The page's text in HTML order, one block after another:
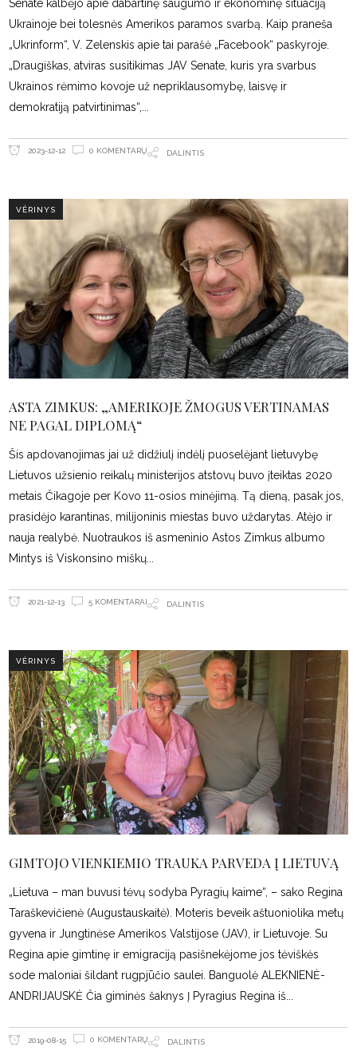
Senate kalbėjo apie dabartinę saugumo ir ekonominę situaciją
Ukrainoje bei tolesnės Amerikos paramos svarbą. Kaip praneša
„Ukrinform“, V. Zelenskis apie tai parašė „Facebook“ paskyroje.
„Draugiškas, atviras susitikimas JAV Senate, kuris yra svarbus
Ukrainos rėmimo kovoje už nepriklausomybę, laisvę ir
demokratiją patvirtinimas“,
2023-12-12 0 KOMENTARŲ DALINTIS
VĖRINYS
ASTA ZIMKUS: „AMERIKOJE ŽMOGUS VERTINAMAS
NE PAGAL DIPLOMĄ“
Šis apdovanojimas jai už didžiulį indėlį puoselėjant lietuvybę
Lietuvos užsienio reikalų ministerijos atstovų buvo įteiktas 2020
metais Čikagoje per Kovo 11-osios minėjimą. Tą dieną, pasak jos,
prasidėjo karantinas, milijoninis miestas buvo uždarytas. Atėjo ir
nauja realybė. Nuotraukos iš asmeninio Astos Zimkus albumo
Mintys iš Viskonsino miškų
2021-12-13 5 KOMENTARAI DALINTIS
VĖRINYS
GIMTOJO VIENKIEMIO TRAUKA PARVEDA Į LIETUVĄ
„Lietuva – man buvusi tėvų sodyba Pyragių kaime“, – sako Regina
Taraškevičienė (Augustauskaitė). Moteris beveik aštuoniolika metų
gyvena ir Jungtinėse Amerikos Valstijose (JAV), ir Lietuvoje. Su
Regina apie gimtinę ir emigraciją pasišnekėjome jos tėviškės
sode maloniai šildant rugpjūčio saulei. Banguolė ALEKNIENĖ-
ANDRIJAUSKĖ Čia giminės šaknys Į Pyragius Regina iš
2019-08-15 0 KOMENTARŲ DALINTIS